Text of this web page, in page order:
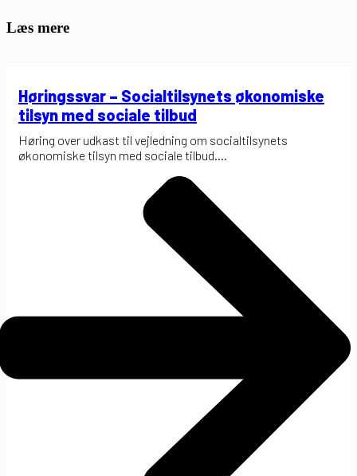
Læs mere
Høringssvar – Socialtilsynets økonomiske
tilsyn med sociale tilbud
Høring over udkast til vejledning om socialtilsynets
økonomiske tilsyn med sociale tilbud....